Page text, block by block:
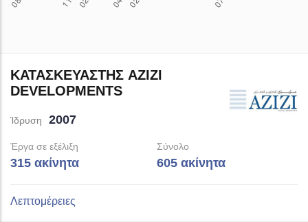
ΚΑΤΑΣΚΕΥΑΣΤΉΣ AZIZI
DEVELOPMENTS
Ίδρυση 2007
Έργα σε εξέλιξη
315 ακίνητα
Σύνολο
605 ακίνητα
Λεπτομέρειες